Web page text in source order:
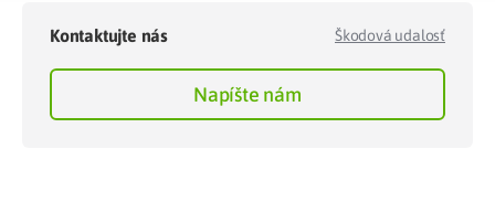
Kontaktujte nás Škodová udalosť
Napíšte nám